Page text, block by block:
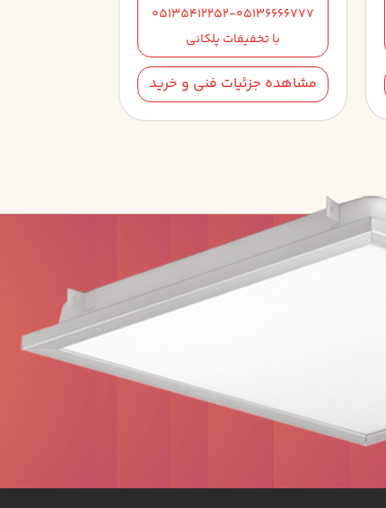
05135412252-05136666777
با تخفیفات پلکانی
مشاهده جزئیات فنی و خرید